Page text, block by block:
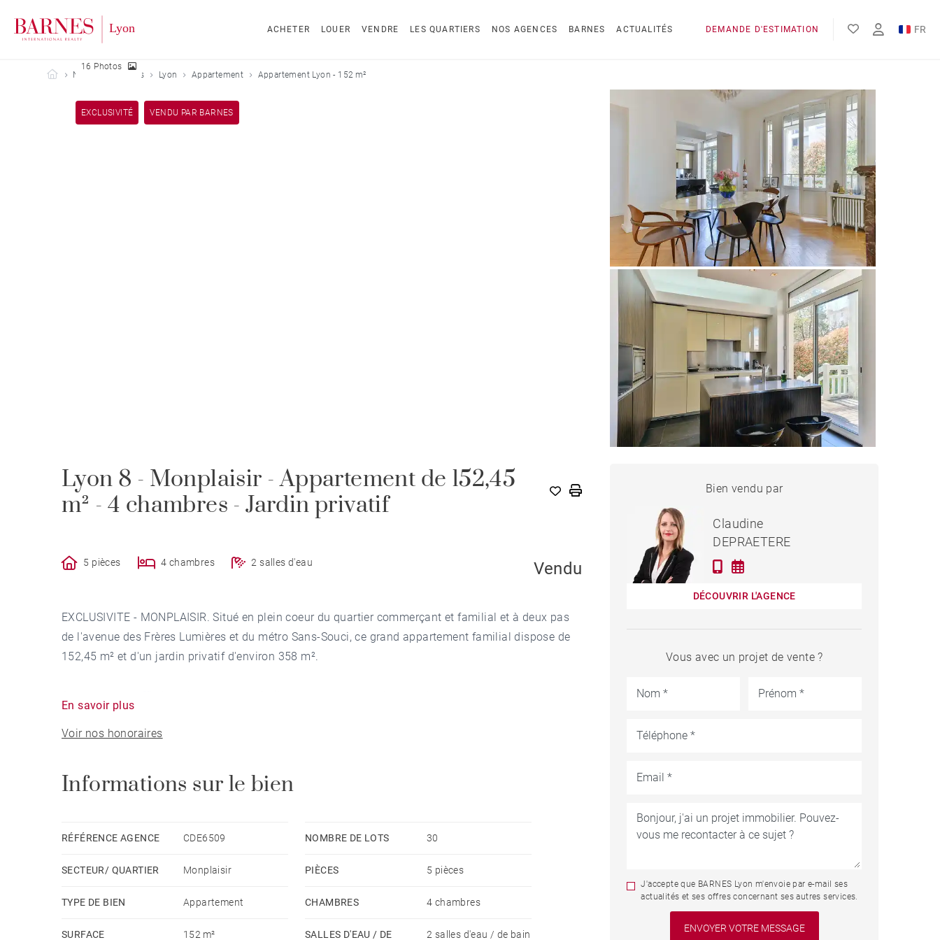
ACHETER LOUER VENDRE LES QUARTIERS NOS AGENCES BARNES ACTUALITÉS DEMANDE D'ESTIMATION
FR
Barnes Lyon
Nos biens vendus Lyon Appartement Appartement Lyon - 152 m²
EXCLUSIVITÉ VENDU PAR BARNES
16 Photos
Lyon 8 - Monplaisir - Appartement de 152,45
m² - 4 chambres - Jardin privatif
5 pièces 4 chambres 2 salles d'eau Vendu
EXCLUSIVITE - MONPLAISIR. Situé en plein coeur du quartier commerçant et familial et à deux pas
de l'avenue des Frères Lumières et du métro Sans-Souci, ce grand appartement familial dispose de
152,45 m² et d'un jardin privatif d'environ 358 m².
baignés de lumière, une cuisine équipée haut de gamme Boffi. Cet appartement dispose de 4 vastes
chambres, de deux salles d'eau.
Depuis la cuisine, vous accédez à la vaste pergola qui vous permettra ensuite d'accéder au
magnifique jardin privatif arboré. Un vrai havre de paix.
Le sous-sol de 40m² ainsi qu'une autre cave complètent ce bien.
Pour tous ceux qui recherchent une maison de ville avec le calme absolu.
En savoir plus
Voir nos honoraires
Informations sur le bien
RÉFÉRENCE AGENCE CDE6509
SECTEUR/ QUARTIER Monplaisir
TYPE DE BIEN Appartement
SURFACE 152 m²
NOMBRE DE LOTS 30
PIÈCES 5 pièces
CHAMBRES 4 chambres
SALLES D'EAU / DE
2 salles d'eau / de bain
APPARTEMENT LYON -
Bien vendu par
Claudine
DEPRAETERE
DÉCOUVRIR L'AGENCE
Vous avec un projet de vente ?
J'accepte que BARNES Lyon m'envoie par e-mail ses
actualités et ses offres concernant ses autres services.